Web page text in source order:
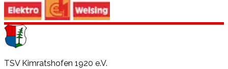
TSV Kimratshofen 1920 e.V.